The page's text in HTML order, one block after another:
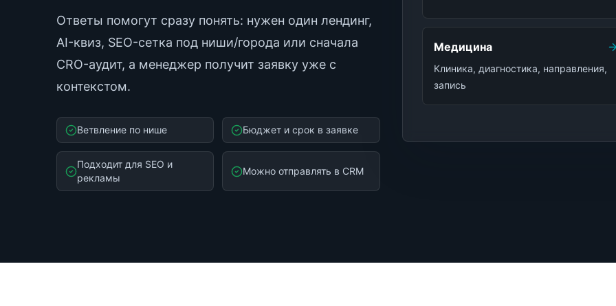
Ответы помогут сразу понять: нужен один лендинг,
AI-квиз, SEO-сетка под ниши/города или сначала
CRO-аудит, а менеджер получит заявку уже с
контекстом.
Ветвление по нише Бюджет и срок в заявке
Подходит для SEO и
рекламы
Можно отправлять в CRM
Медицина
Клиника, диагностика, направления,
запись